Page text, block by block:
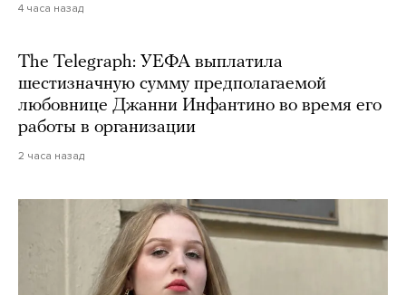
4 часа назад
The Telegraph: УЕФА выплатила
шестизначную сумму предполагаемой
любовнице Джанни Инфантино во время его
работы в организации
2 часа назад